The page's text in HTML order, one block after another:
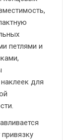
петлями и
для